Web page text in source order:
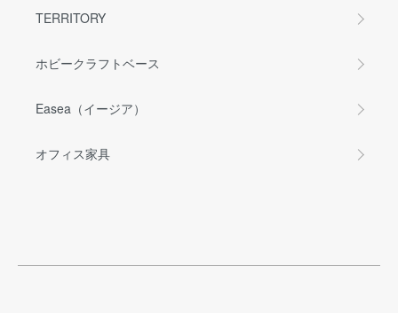
TERRITORY
ホビークラフトベース
Easea（イージア）
オフィス家具